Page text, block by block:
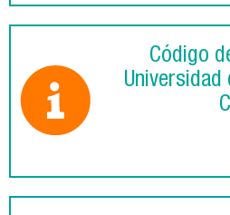
Código
Universidad